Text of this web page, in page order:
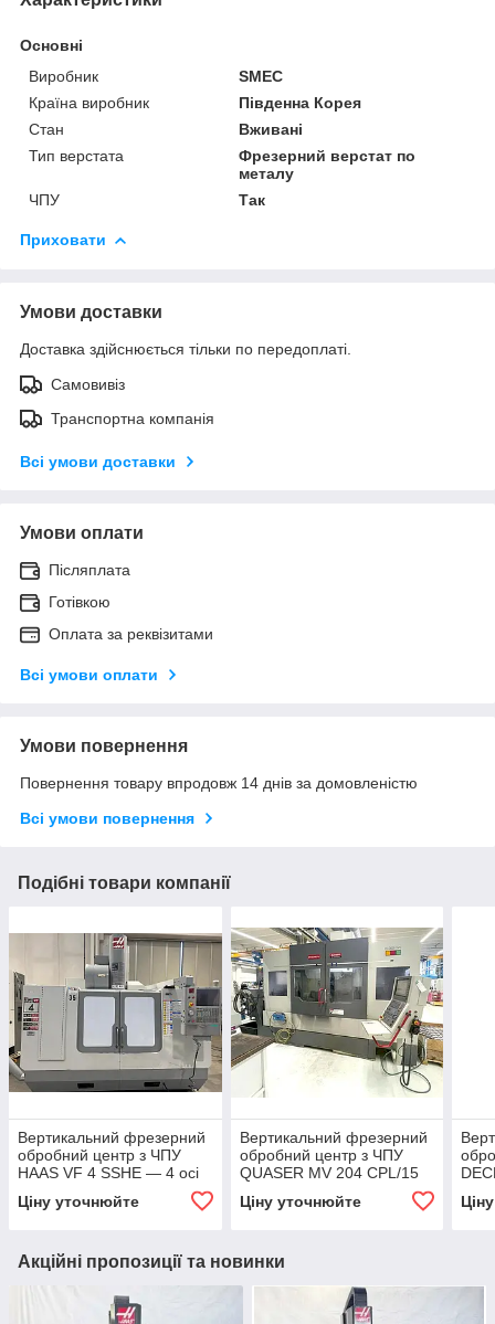
Основні
Виробник
SMEC
Країна виробник
Південна Корея
Стан
Вживані
Тип верстата
Фрезерний верстат по
металу
ЧПУ
Так
Приховати
Умови доставки
Доставка здійснюється тільки по передоплаті.
Самовивіз
Транспортна компанія
Всі умови доставки
Умови оплати
Післяплата
Готівкою
Оплата за реквізитами
Всі умови оплати
Умови повернення
Повернення товару впродовж 14 днів за домовленістю
Всі умови повернення
Подібні товари компанії
Вертикальний фрезерний
обробний центр з ЧПУ
HAAS VF 4 SSHE — 4 осі
Ціну уточнюйте
Вертикальний фрезерний
обробний центр з ЧПУ
QUASER MV 204 CPL/15
Ціну уточнюйте
Акційні пропозиції та новинки